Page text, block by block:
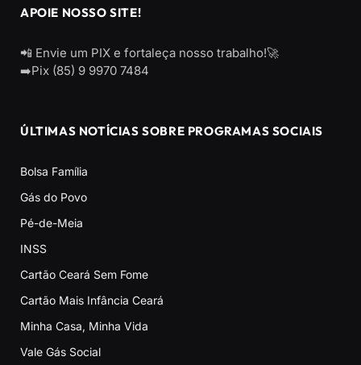
APOIE NOSSO SITE!
📲 Envie um PIX e fortaleça nosso trabalho!🚀
➡️Pix (85) 9 9970 7484
ÚLTIMAS NOTÍCIAS SOBRE PROGRAMAS SOCIAIS
Bolsa Família
Gás do Povo
Pé-de-Meia
INSS
Cartão Ceará Sem Fome
Cartão Mais Infância Ceará
Minha Casa, Minha Vida
Vale Gás Social